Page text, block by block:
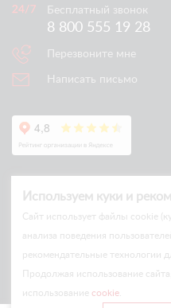
© Arlift 2026
All rights reserved
Бесплатный звонок
8 800 555 19 28
Перезвоните мне
Написать письмо
Используем куки и
Cайт использует файлы cookie
анализа поведения
рекомендательные технологии
Продолжая использование
использование cookie